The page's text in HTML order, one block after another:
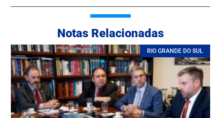
Notas Relacionadas
RIO GRANDE DO SUL